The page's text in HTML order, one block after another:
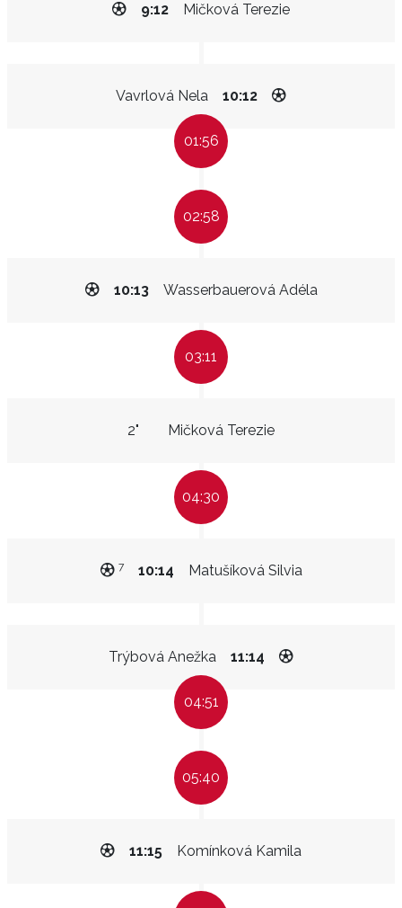
Mičková Terezie
9:12
Vavrlová Nela 10:12
01:56
02:58
Wasserbauerová Adéla
10:13
03:11
Mičková Terezie
2"
04:30
Matušíková Silvia
10:14
7
Trýbová Anežka 11:14
04:51
05:40
Komínková Kamila
11:15